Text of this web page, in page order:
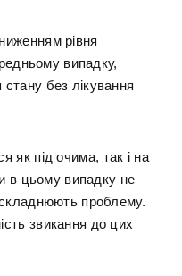
рівня
випадку,
без лікування
як під очима, так і на
в цьому випадку не
проблему.
звикання до цих